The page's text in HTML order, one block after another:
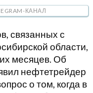
КАНАЛ
связанных с
области,
месяцев. Об
нефтетрейдер
о том, когда в